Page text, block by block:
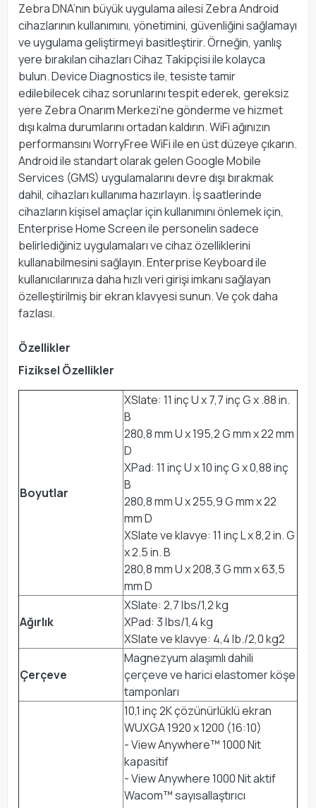
Zebra DNA’nın büyük uygulama ailesi Zebra Android
cihazlarının kullanımını, yönetimini, güvenliğini sağlamayı
ve uygulama geliştirmeyi basitleştirir. Örneğin, yanlış
yere bırakılan cihazları Cihaz Takipçisi ile kolayca
bulun. Device Diagnostics ile, tesiste tamir
edilebilecek cihaz sorunlarını tespit ederek, gereksiz
yere Zebra Onarım Merkezi'ne gönderme ve hizmet
dışı kalma durumlarını ortadan kaldırın. WiFi ağınızın
performansını WorryFree WiFi ile en üst düzeye çıkarın.
Android ile standart olarak gelen Google Mobile
Services (GMS) uygulamalarını devre dışı bırakmak
dahil, cihazları kullanıma hazırlayın. İş saatlerinde
cihazların kişisel amaçlar için kullanımını önlemek için,
Enterprise Home Screen ile personelin sadece
belirlediğiniz uygulamaları ve cihaz özelliklerini
kullanabilmesini sağlayın. Enterprise Keyboard ile
kullanıcılarınıza daha hızlı veri girişi imkanı sağlayan
özelleştirilmiş bir ekran klavyesi sunun. Ve çok daha
fazlası.
Özellikler
Fiziksel Özellikler
Boyutlar
XSlate: 11 inç U x 7,7 inç G x .88 in.
B
280,8 mm U x 195,2 G mm x 22 mm
D
XPad: 11 inç U x 10 inç G x 0,88 inç
B
280,8 mm U x 255,9 G mm x 22
mm D
XSlate ve klavye: 11 inç L x 8,2 in. G
x 2.5 in. B
280,8 mm U x 208,3 G mm x 63,5
mm D
Ağırlık
XSlate: 2,7 lbs/1,2 kg
XPad: 3 lbs/1,4 kg
XSlate ve klavye: 4,4 lb./2,0 kg2
Çerçeve
Magnezyum alaşımlı dahili
çerçeve ve harici elastomer köşe
tamponları
10,1 inç 2K çözünürlüklü ekran
WUXGA 1920 x 1200 (16:10)
- View Anywhere™ 1000 Nit
kapasitif
- View Anywhere 1000 Nit aktif
Wacom™ sayısallaştırıcı